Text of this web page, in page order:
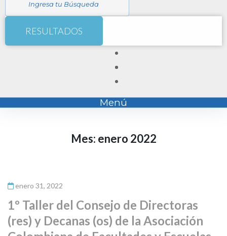
RESULTADOS
Menú
Mes: enero 2022
enero 31, 2022
1º Taller del Consejo de Directoras
(res) y Decanas (os) de la Asociación